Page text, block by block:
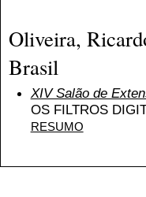
Oliveira,
Brasil
XIV Salão de
OS FILTROS
RESUMO